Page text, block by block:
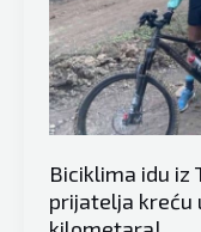
jedna
iz
Tešnja
Biciklima idu iz
prijatelja kreću